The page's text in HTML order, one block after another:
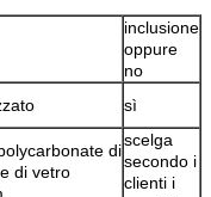
inclusione
oppure
no
sì
di
di vetro
scelga
secondo i
clienti i